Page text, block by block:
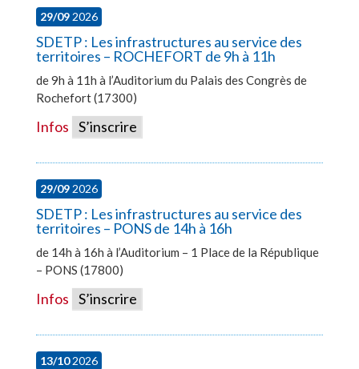
29/092026
SDETP : Les infrastructures au service des
territoires – ROCHEFORT de 9h à 11h
de 9h à 11h à l’Auditorium du Palais des Congrès de
Rochefort (17300)
Infos S’inscrire
29/092026
SDETP : Les infrastructures au service des
territoires – PONS de 14h à 16h
de 14h à 16h à l’Auditorium – 1 Place de la République
– PONS (17800)
Infos S’inscrire
13/102026